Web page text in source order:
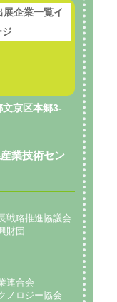
京区本郷3-
業技術セン
戦略推進協議会
財団
連合会
ノロジー協会